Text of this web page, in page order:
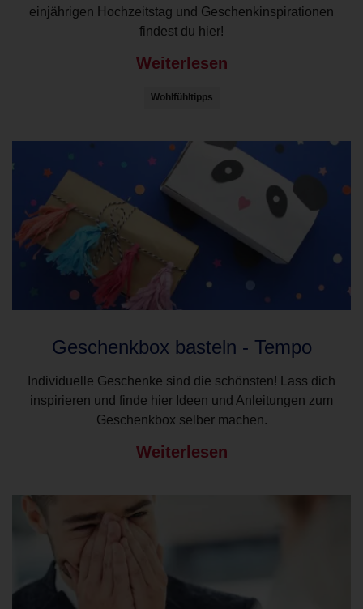
einjährigen Hochzeitstag und Geschenkinspirationen
findest du hier!
Weiterlesen
Wohlfühltipps
Geschenkbox basteln - Tempo
Individuelle Geschenke sind die schönsten! Lass dich
inspirieren und finde hier Ideen und Anleitungen zum
Geschenkbox selber machen.
Weiterlesen